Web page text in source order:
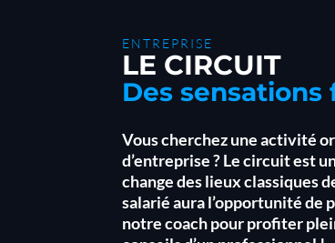
ENTREPRISE
LE CIRCUIT
Des
Vous cherchez une activité
d’entreprise ? Le circuit est
change des lieux classiques
salarié aura l’opportunité de
notre coach pour profiter